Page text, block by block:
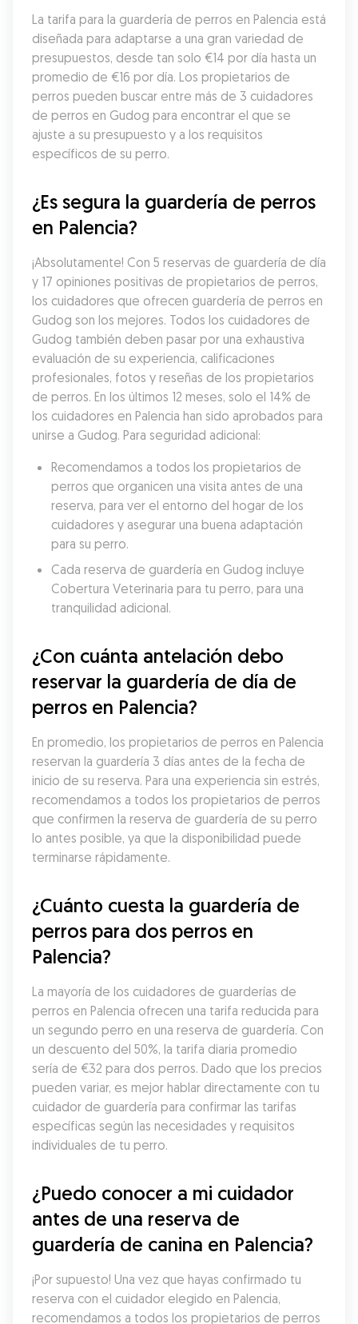
La tarifa para la guardería de perros en Palencia está
diseñada para adaptarse a una gran variedad de
presupuestos, desde tan solo €14 por día hasta un
promedio de €16 por día. Los propietarios de
perros pueden buscar entre más de 3 cuidadores
de perros en Gudog para encontrar el que se
ajuste a su presupuesto y a los requisitos
específicos de su perro.
¿Es segura la guardería de perros
en Palencia?
¡Absolutamente! Con 5 reservas de guardería de día
y 17 opiniones positivas de propietarios de perros,
los cuidadores que ofrecen guardería de perros en
Gudog son los mejores. Todos los cuidadores de
Gudog también deben pasar por una exhaustiva
evaluación de su experiencia, calificaciones
profesionales, fotos y reseñas de los propietarios
de perros. En los últimos 12 meses, solo el 14% de
los cuidadores en Palencia han sido aprobados para
unirse a Gudog. Para seguridad adicional:
Recomendamos a todos los propietarios de
perros que organicen una visita antes de una
reserva, para ver el entorno del hogar de los
cuidadores y asegurar una buena adaptación
para su perro.
Cada reserva de guardería en Gudog incluye
Cobertura Veterinaria para tu perro, para una
tranquilidad adicional.
¿Con cuánta antelación debo
reservar la guardería de día de
perros en Palencia?
En promedio, los propietarios de perros en Palencia
reservan la guardería 3 días antes de la fecha de
inicio de su reserva. Para una experiencia sin estrés,
recomendamos a todos los propietarios de perros
que confirmen la reserva de guardería de su perro
lo antes posible, ya que la disponibilidad puede
terminarse rápidamente.
¿Cuánto cuesta la guardería de
perros para dos perros en
Palencia?
La mayoría de los cuidadores de guarderías de
perros en Palencia ofrecen una tarifa reducida para
un segundo perro en una reserva de guardería. Con
un descuento del 50%, la tarifa diaria promedio
sería de €32 para dos perros. Dado que los precios
pueden variar, es mejor hablar directamente con tu
cuidador de guardería para confirmar las tarifas
específicas según las necesidades y requisitos
individuales de tu perro.
¿Puedo conocer a mi cuidador
antes de una reserva de
guardería de canina en Palencia?
¡Por supuesto! Una vez que hayas confirmado tu
reserva con el cuidador elegido en Palencia,
recomendamos a todos los propietarios de perros